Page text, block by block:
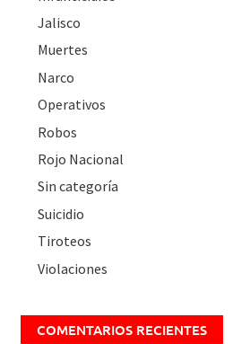
Jalisco
Muertes
Narco
Operativos
Robos
Rojo Nacional
Sin categoría
Suicidio
Tiroteos
Violaciones
COMENTARIOS RECIENTES